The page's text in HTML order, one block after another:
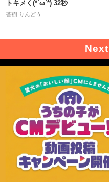
トキメく(*´ω`*) 32秒
蒼樹 りんどう